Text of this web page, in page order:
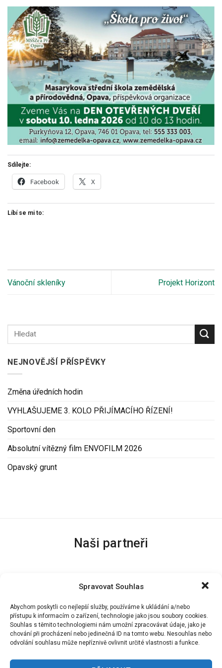
Spravovat Souhlas
Abychom poskytli co nejlepší služby, používáme k ukládání a/nebo
přístupu k informacím o zařízení, technologie jako jsou soubory cookies.
Souhlas s těmito technologiemi nám umožní zpracovávat údaje, jako je
chování při procházení nebo jedinečná ID na tomto webu. Nesouhlas nebo
odvolání souhlasu může nepříznivě ovlivnit určité vlastnosti a funkce.
Sdílejte:
Facebook X
Líbí se mi to:
Vánoční skleníky Projekt Horizont
NEJNOVĚJŠÍ PŘÍSPĚVKY
Změna úředních hodin
VYHLAŠUJEME 3. KOLO PŘIJÍMACÍHO ŘÍZENÍ!
Sportovní den
Absolutní vítězný film ENVOFILM 2026
Opavský grunt
Naši partneři